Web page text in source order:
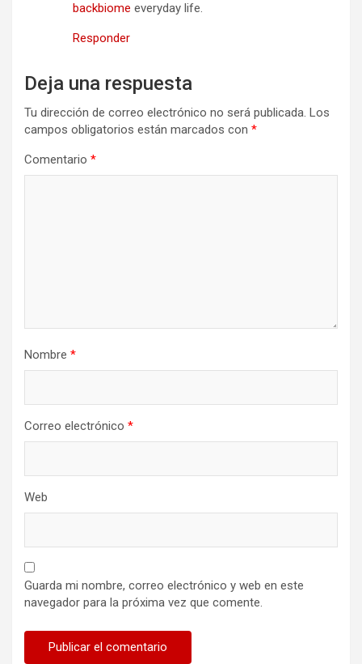
backbiome everyday life.
Responder
Deja una respuesta
Tu dirección de correo electrónico no será publicada. Los
campos obligatorios están marcados con *
Comentario *
Nombre *
Correo electrónico *
Web
Guarda mi nombre, correo electrónico y web en este
navegador para la próxima vez que comente.